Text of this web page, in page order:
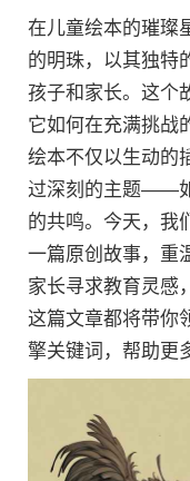
在儿童绘本的璀璨
的明珠，以其独特
孩子和家长。这个
它如何在充满挑战
绘本不仅以生动的
过深刻的主题——
的共鸣。今天，我
一篇原创故事，重
家长寻求教育灵感
这篇文章都将带你
擎关键词，帮助更